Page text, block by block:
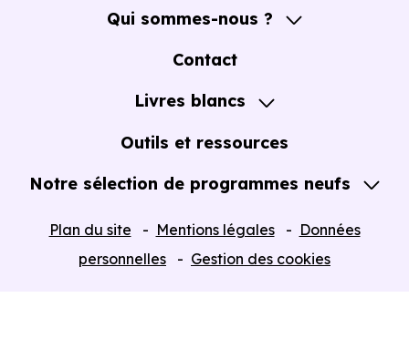
Qui sommes-nous ?
A propos
Contact
Livres blancs
Guide de l'Achat immobilier neuf en VEFA
Outils et ressources
Notre sélection de programmes neufs
Plan du site Mentions légales
Données
personnelles
Gestion des cookies